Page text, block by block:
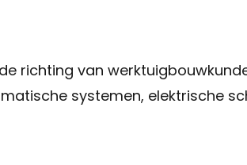
richting van
systemen, elektrische